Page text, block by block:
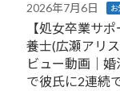
2026年7月6日
【処女卒業サ
養士(広瀬アリ
ビュー動画｜
で彼氏に2連続